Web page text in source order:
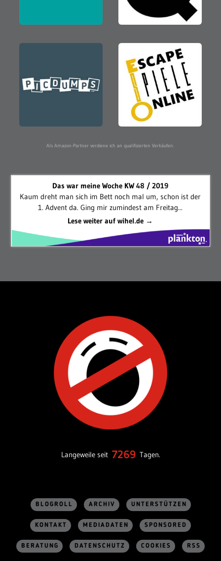
Als Amazon-Partner verdiene ich an qualifizierten Verkäufen.
Das war meine Woche KW 48 / 2019
Kaum dreht man sich im Bett noch mal um, schon ist der
1. Advent da. Ging mir zumindest am Freitag...
Lese weiter auf wihel.de →
Langeweile seit 7269 Tagen.
BLOGROLL ARCHIV UNTERSTÜTZEN
KONTAKT MEDIADATEN SPONSORED
BERATUNG DATENSCHUTZ COOKIES RSS